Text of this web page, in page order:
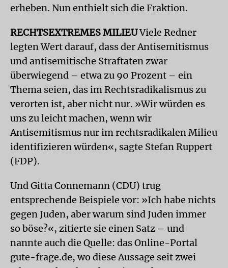
erheben. Nun enthielt sich die Fraktion.
RECHTSEXTREMES MILIEUViele Redner
legten Wert darauf, dass der Antisemitismus
und antisemitische Straftaten zwar
überwiegend – etwa zu 90 Prozent – ein
Thema seien, das im Rechtsradikalismus zu
verorten ist, aber nicht nur. »Wir würden es
uns zu leicht machen, wenn wir
Antisemitismus nur im rechtsradikalen Milieu
identifizieren würden«, sagte Stefan Ruppert
(FDP).
Und Gitta Connemann (CDU) trug
entsprechende Beispiele vor: »Ich habe nichts
gegen Juden, aber warum sind Juden immer
so böse?«, zitierte sie einen Satz – und
nannte auch die Quelle: das Online-Portal
gute-frage.de, wo diese Aussage seit zwei